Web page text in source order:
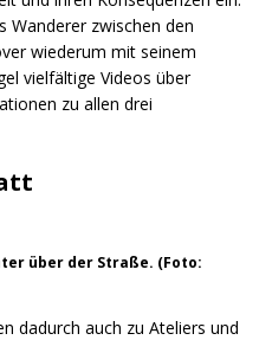
Wanderer zwischen den
wiederum mit seinem
vielfältige Videos über
zu allen drei
über der Straße. (Foto:
dadurch auch zu Ateliers und